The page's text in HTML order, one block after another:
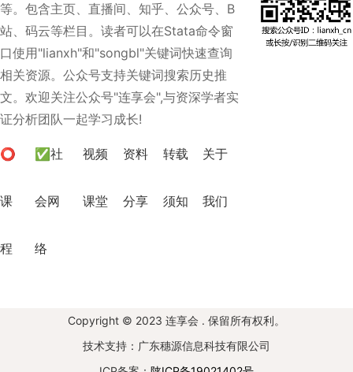
等。包含主页、直播间、知乎、公众号、B
站、码云等栏目。读者可以在Stata命令窗
口使用"lianxh"和"songbl"关键词快速查询
相关资源。公众号支持关键词搜索历史推
文。欢迎关注公众号"连享会",与资深学者实
证分析团队一起学习成长!
⭕
课
程
✅社
会网
络
视频
课堂
资料
分享
转载
须知
关于
我们
Copyright © 2023 连享会 . 保留所有权利。
技术支持：广东穗源信息科技有限公司